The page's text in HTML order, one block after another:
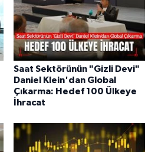
Saat Sektörünün "Gizli Devi"
Daniel Klein'dan Global
Çıkarma: Hedef 100 Ülkeye
İhracat